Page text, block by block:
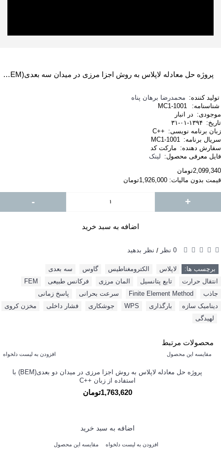
پروژه حل معادله لاپلاس به روش اجزا مرزی در ميدان سه بعدی(BEM) با استفاده از زبان ++C
تولید کننده: محمدرضا برهان پناه
شناسنامه:
MC1-1001
موجودی: در انبار
تاریخ: ۱۳۹۴-۰۱-۳۱
زبان برنامه نویسی: ++C
سریال برنامه:
MC1-1001
سفارش دهنده: مارکت کد
فایل معرفی محصول: لینک
2,099,340تومان
قیمت بدون مالیات: 1,926,000تومان
- +
اضافه به سبد خرید
0 نظر / نظر بدهید
برچسب ها: لاپلاس الکترومغناطیس گاوس سه بعدی
انتقال حرارت
تابع پتانسيل المان مرزی فرکانس طبیعی FEM‌
جاذب
Finite Element Method سرعت بحرانی پاسخ زمانی
دینامیک سازه
بارگذاری WPS‌ جوشکاری فشار داخلی
مخزن کروی
لهیدگی
محصولات مرتبط
افزودن به لیست دلخواه مقایسه این محصول
پروژه حل معادله لاپلاس به روش اجزا مرزی در ميدان دو بعدی(BEM) با
استفاده از زبان ++C
1,763,620تومان
اضافه به سبد خرید
افزودن به لیست دلخواه مقایسه این محصول